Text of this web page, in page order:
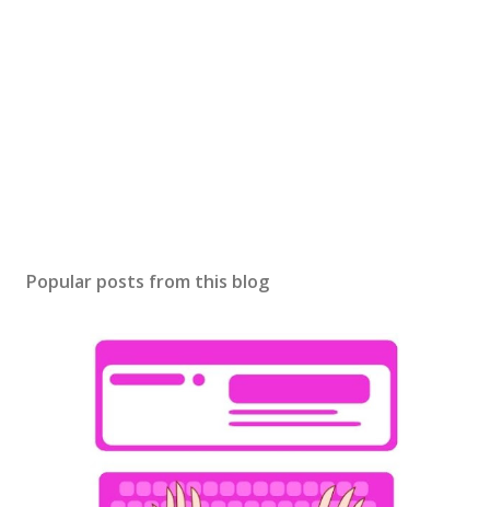
Popular posts from this blog